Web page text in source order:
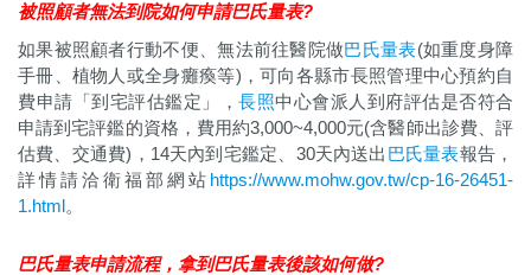
被照顧者無法到院如何申請巴氏量表?
如果被照顧者行動不便、無法前往醫院做巴氏量表(如重度身障
手冊、植物人或全身癱瘓等)，可向各縣市長照管理中心預約自
費申請「到宅評估鑑定」， 長照中心會派人到府評估是否符合
申請到宅評鑑的資格，費用約3,000~4,000元(含醫師出診費、評
估費、交通費)，14天內到宅鑑定、30天內送出 巴氏量表報告，
詳情請洽衛福部網站 https://www.mohw.gov.tw/cp-16-26451-
1.html。
巴氏量表申請流程，拿到巴氏量表後該如何做?